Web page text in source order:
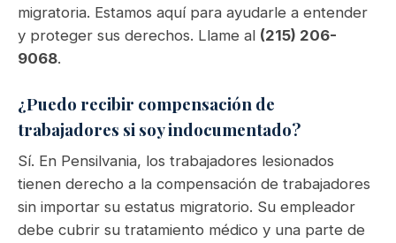
migratoria. Estamos aquí para ayudarle a entender
y proteger sus derechos. Llame al (215) 206-
9068.
¿Puedo recibir compensación de
trabajadores si soy indocumentado?
Sí. En Pensilvania, los trabajadores lesionados
tienen derecho a la compensación de trabajadores
sin importar su estatus migratorio. Su empleador
debe cubrir su tratamiento médico y una parte de